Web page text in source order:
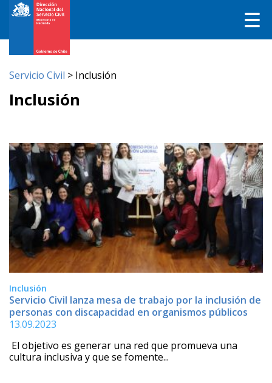
Servicio Civil > Inclusión
Inclusión
Inclusión
Servicio Civil lanza mesa de trabajo por la inclusión de
personas con discapacidad en organismos públicos
13.09.2023
El objetivo es generar una red que promueva una
cultura inclusiva y que se fomente...